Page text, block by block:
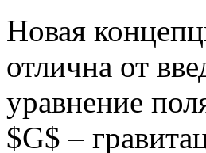
Новая
отлична от
уравнение
$G$ –